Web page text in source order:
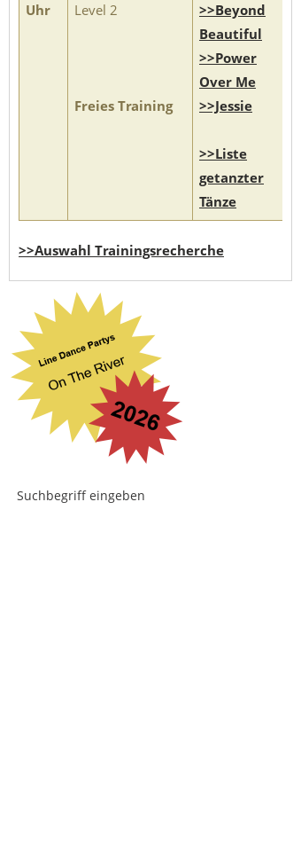
Uhr
Level 2
Freies Training
>>Beyond
Beautiful
>>Power
Over Me
>>Jessie
>>Liste
getanzter
Tänze
>>Auswahl Trainingsrecherche
Suchbegriff eingeben